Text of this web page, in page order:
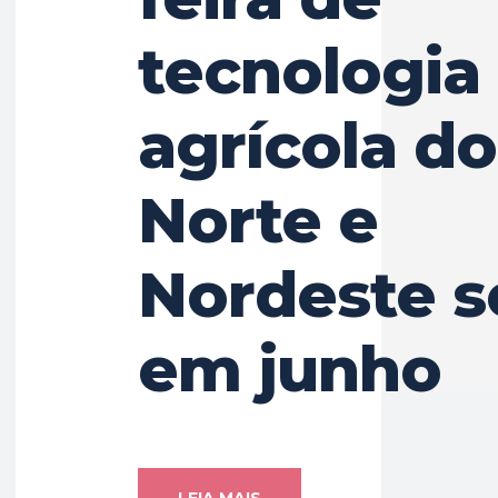
tecnologia
agrícola do
Norte e
Nordeste
em junho